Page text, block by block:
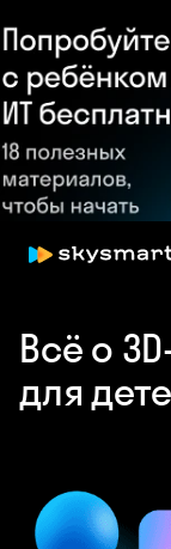
Всё о
для
Skysmart
online